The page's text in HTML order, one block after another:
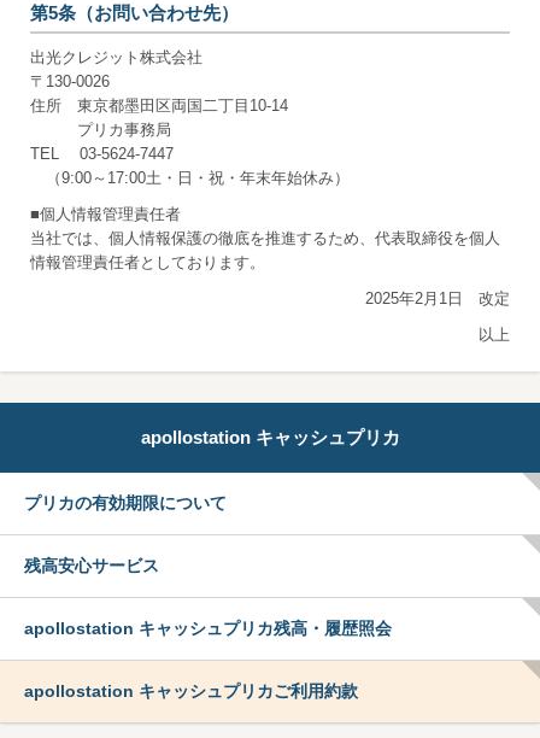
第5条（お問い合わせ先）
出光クレジット株式会社
〒130-0026
住所 東京都墨田区両国二丁目10-14
プリカ事務局
TEL 03-5624-7447
（9:00～17:00土・日・祝・年末年始休み）
■個人情報管理責任者
当社では、個人情報保護の徹底を推進するため、代表取締役を個人
情報管理責任者としております。
2025年2月1日 改定
以上
apollostation キャッシュプリカ
プリカの有効期限について
残高安心サービス
apollostation キャッシュプリカ残高・履歴照会
apollostation キャッシュプリカご利用約款